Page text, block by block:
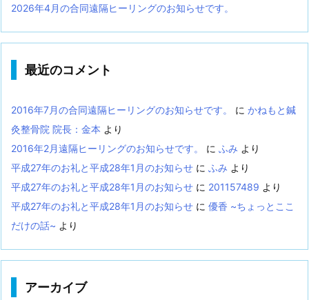
2026年4月の合同遠隔ヒーリングのお知らせです。
最近のコメント
2016年7月の合同遠隔ヒーリングのお知らせです。 に かねもと鍼
灸整骨院 院長：金本 より
2016年2月遠隔ヒーリングのお知らせです。
に ふみ より
平成27年のお礼と平成28年1月のお知らせ に ふみ より
平成27年のお礼と平成28年1月のお知らせ に 201157489 より
平成27年のお礼と平成28年1月のお知らせ に 優香 ~ちょっとここ
だけの話~ より
アーカイブ